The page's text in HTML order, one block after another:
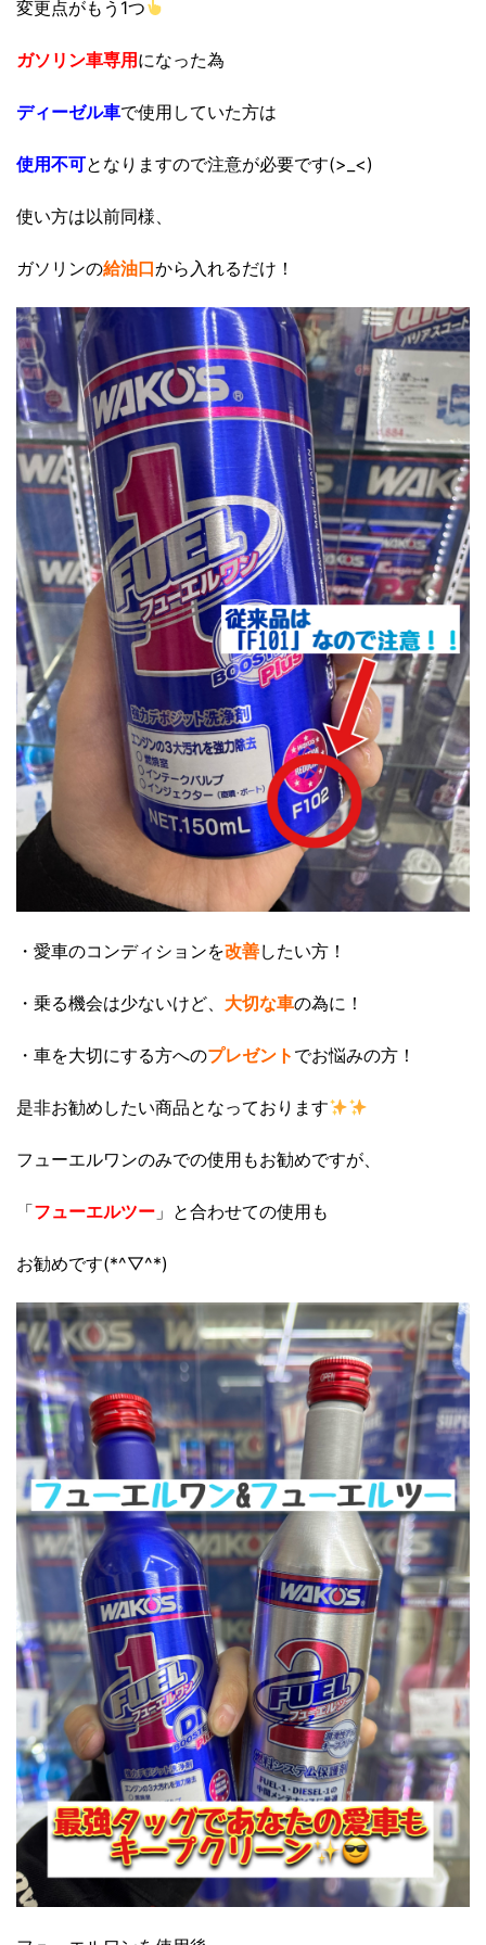
変更点がもう1つ
ガソリン車専用になった為
ディーゼル車で使用していた方は
使用不可となりますので注意が必要です(>_<)
使い方は以前同様、
ガソリンの給油口から入れるだけ！
・愛車のコンディションを改善したい方！
・乗る機会は少ないけど、 大切な車の為に！
・車を大切にする方へのプレゼント でお悩みの方！
是非お勧めしたい商品となっております
フューエルワンのみでの使用もお勧めですが、
「フューエルツー 」と合わせての使用も
お勧めです(*^▽^*)